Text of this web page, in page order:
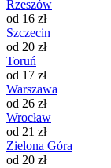
Rzeszów
od 16 zł
Szczecin
od 20 zł
Toruń
od 17 zł
Warszawa
od 26 zł
Wrocław
od 21 zł
Zielona Góra
od 20 zł